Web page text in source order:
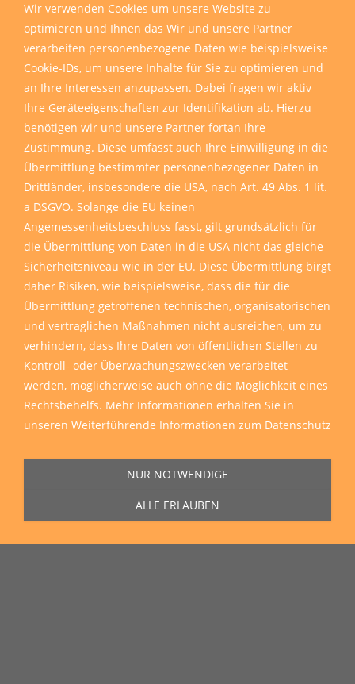
Sie erreichen uns Montag bis Freitag von 11:00 Uhr bis 16:00 Uhr unter
der Rufnummer 0271 77 00 10 50in unserem Showroom in der Hagener
Straße 129, 57072 Siegen.
Unser Lieferservice
Wir verwenden Cookies um unsere Website zu
optimieren und Ihnen das Wir und unsere Partner
verarbeiten personenbezogene Daten wie beispielsweise
Cookie-IDs, um unsere Inhalte für Sie zu optimieren und
an Ihre Interessen anzupassen. Dabei fragen wir aktiv
Ihre Geräteeigenschaften zur Identifikation ab. Hierzu
benötigen wir und unsere Partner fortan Ihre
Zustimmung. Diese umfasst auch Ihre Einwilligung in die
Übermittlung bestimmter personenbezogener Daten in
Drittländer, insbesondere die USA, nach Art. 49 Abs. 1 lit.
a DSGVO. Solange die EU keinen
Angemessenheitsbeschluss fasst, gilt grundsätzlich für
die Übermittlung von Daten in die USA nicht das gleiche
Sicherheitsniveau wie in der EU. Diese Übermittlung birgt
daher Risiken, wie beispielsweise, dass die für die
Übermittlung getroffenen technischen, organisatorischen
und vertraglichen Maßnahmen nicht ausreichen, um zu
verhindern, dass Ihre Daten von öffentlichen Stellen zu
Kontroll- oder Überwachungszwecken verarbeitet
werden, möglicherweise auch ohne die Möglichkeit eines
Rechtsbehelfs. Mehr Informationen erhalten Sie in
unseren Weiterführende Informationen zum Datenschutz
NUR NOTWENDIGE
ALLE ERLAUBEN